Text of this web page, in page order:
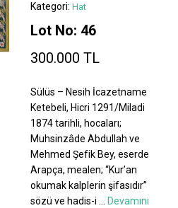
Kategori: Hat
Lot No: 46
300.000 TL
Sülüs – Nesih İcazetname
Ketebeli, Hicri 1291/Miladi
1874 tarihli, hocaları;
Muhsinzâde Abdullah ve
Mehmed Şefik Bey, eserde
Arapça, mealen; “Kur’an
okumak kalplerin şifasıdır”
sözü ve hadis-i ... Devamını